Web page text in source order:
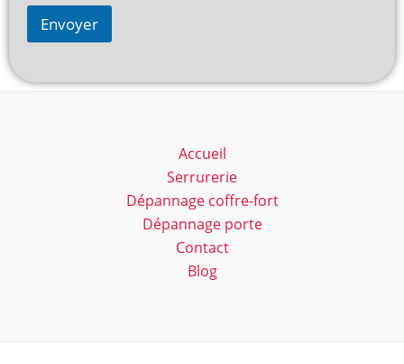
Envoyer
Accueil
Serrurerie
Dépannage coffre-fort
Dépannage porte
Contact
Blog